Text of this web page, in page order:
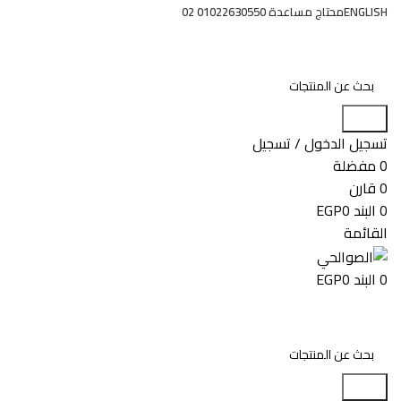
ENGLISHمحتاج مساعدة 01022630550 02
تسجيل الدخول / تسجيل
0مفضلة
0قارن
0 البند EGP0
القائمة
0 البند EGP0